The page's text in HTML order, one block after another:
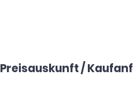
Preisauskunft /